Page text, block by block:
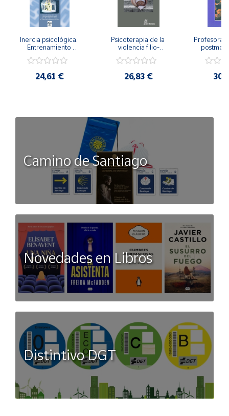
Inercia psicológica.
Entrenamiento
Igualdad de Género.
24,61 €
Psicoterapia de la
violencia filio-
secreto y la
26,83 €
Camino de Santiago
Novedades en Libros
Distintivo DGT